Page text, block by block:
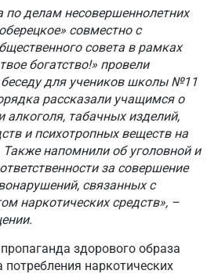
по делам несовершеннолетних
совместно с
совета в рамках
богатство!» провели
для учеников школы №11
рассказали учащимся о
алкоголя, табачных изделий,
и психотропных веществ на
Также напомнили об уголовной и
за совершение
связанных с
наркотических средств», –
здорового образа
наркотических